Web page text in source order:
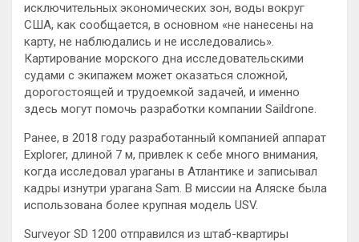
исключительных экономических зон, воды вокруг
США, как сообщается, в основном «не нанесены на
карту, не наблюдались и не исследовались».
Картирование морского дна исследовательскими
судами с экипажем может оказаться сложной,
дорогостоящей и трудоемкой задачей, и именно
здесь могут помочь разработки компании Saildrone.
Ранее, в 2018 году разработанный компанией аппарат
Explorer, длиной 7 м, привлек к себе много внимания,
когда исследовал ураганы в Атлантике и записывал
кадры изнутри урагана Sam. В миссии на Аляске была
использована более крупная модель USV.
Surveyor SD 1200 отправился из штаб-квартиры